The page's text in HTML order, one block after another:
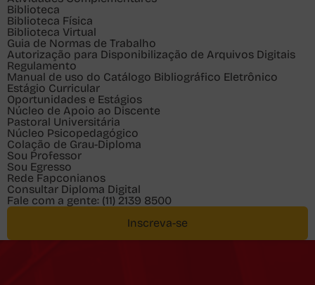
Biblioteca
Biblioteca Física
Biblioteca Virtual
Guia de Normas de Trabalho
Autorização para Disponibilização de Arquivos Digitais
Regulamento
Manual de uso do Catálogo Bibliográfico Eletrônico
Estágio Curricular
Oportunidades e Estágios
Núcleo de Apoio ao Discente
Pastoral Universitária
Núcleo Psicopedagógico
Colação de Grau-Diploma
Sou Professor
Sou Egresso
Rede Fapconianos
Consultar Diploma Digital
Fale com a gente: (11) 2139 8500
Inscreva-se